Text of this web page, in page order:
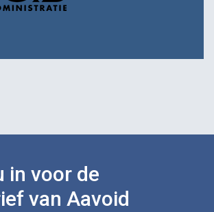
in voor de
van Aavoid